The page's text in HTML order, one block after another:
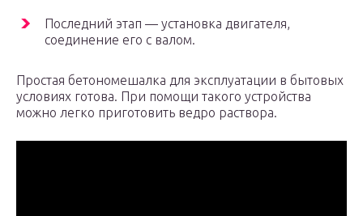
Последний этап — установка двигателя,
соединение его с валом.
Простая бетономешалка для эксплуатации в бытовых
условиях готова. При помощи такого устройства
можно легко приготовить ведро раствора.